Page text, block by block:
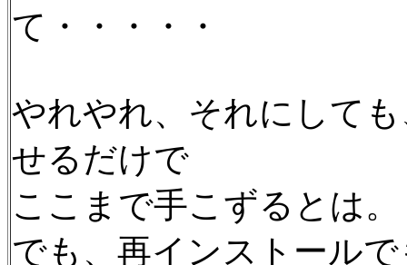
て・・・・・
やれやれ、それにして
せるだけで
ここまで手こずるとは。
でも、再インストール